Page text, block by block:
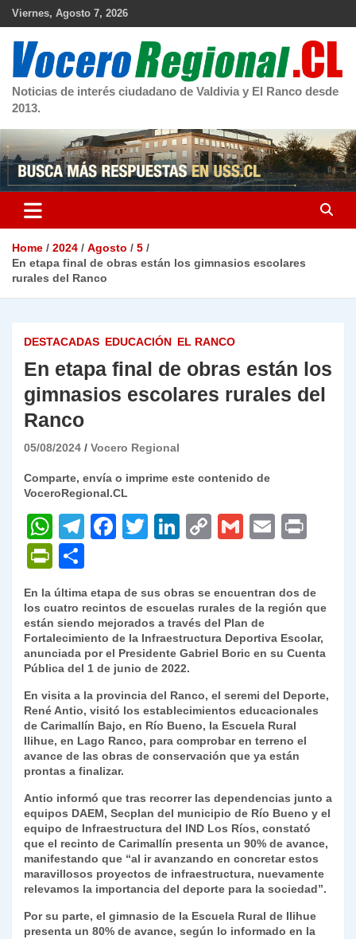
Skip
Viernes, Agosto 7, 2026
Noticias de interés ciudadano de Valdivia y El Ranco desde
2013.
Home 2024 Agosto
5
En etapa final de obras están los gimnasios escolares
rurales del Ranco
DESTACADAS EDUCACIÓN EL RANCO
En etapa final de obras están los
gimnasios escolares rurales del
Ranco
05/08/2024 Vocero Regional
Comparte, envía o imprime este contenido de
VoceroRegional.CL
W
h
at
s
A
p
p
T
gr
a
m
F
e
b
o
o
k
T
er
Li
e
dI
n
C
y
Li
n
G
l
E
l
P
ri
nt
Fr
ie
n
dl
y
o
m
p
ar
tir
En la última etapa de sus obras se encuentran dos de
los cuatro recintos de escuelas rurales de la región que
están siendo mejorados a través del Plan de
Fortalecimiento de la Infraestructura Deportiva Escolar,
anunciada por el Presidente Gabriel Boric en su Cuenta
Pública del 1 de junio de 2022.
En visita a la provincia del Ranco, el seremi del Deporte,
René Antio, visitó los establecimientos educacionales
de Carimallín Bajo, en Río Bueno, la Escuela Rural
Ilihue, en Lago Ranco, para comprobar en terreno el
avance de las obras de conservación que ya están
prontas a finalizar.
Antio informó que tras recorrer las dependencias junto a
equipos DAEM, Secplan del municipio de Río Bueno y el
equipo de Infraestructura del IND Los Ríos, constató
que el recinto de Carimallín presenta un 90% de avance,
manifestando que “al ir avanzando en concretar estos
maravillosos proyectos de infraestructura, nuevamente
relevamos la importancia del deporte para la sociedad”.
Por su parte, el gimnasio de la Escuela Rural de Ilihue
presenta un 80% de avance, según lo informado en la